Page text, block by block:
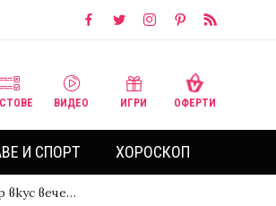
ВИДЕО ИГРИ ОФЕРТИ
И СПОРТ ХОРОСКОП
вече…